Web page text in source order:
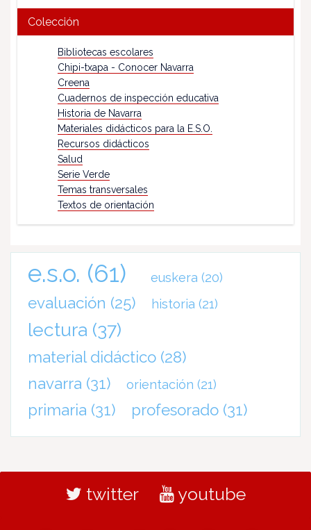
Colección
Bibliotecas escolares
Chipi-txapa - Conocer Navarra
Creena
Cuadernos de inspección educativa
Historia de Navarra
Materiales didácticos para la E.S.O.
Recursos didácticos
Salud
Serie Verde
Temas transversales
Textos de orientación
e.s.o. (61) euskera (20)
evaluación (25) historia (21)
lectura (37)
material didáctico (28)
navarra (31) orientación (21)
primaria (31) profesorado (31)
twitter youtube